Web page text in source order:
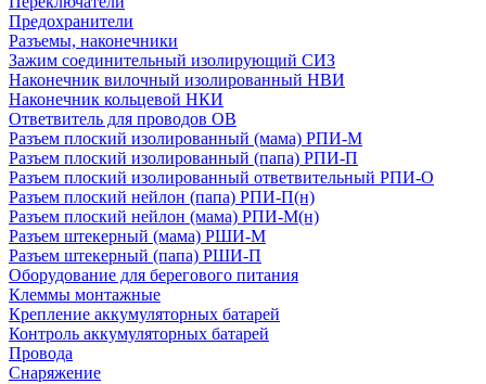
Предохранители
Разъемы, наконечники
Зажим соединительный изолирующий СИЗ
Наконечник вилочный изолированный НВИ
Наконечник кольцевой НКИ
Ответвитель для проводов ОВ
Разъем плоский изолированный (мама) РПИ-М
Разъем плоский изолированный (папа) РПИ-П
Разъем плоский изолированный ответвительный РПИ-О
Разъем плоский нейлон (папа) РПИ-П(н)
Разъем плоский нейлон (мама) РПИ-М(н)
Разъем штекерный (мама) РШИ-М
Разъем штекерный (папа) РШИ-П
Оборудование для берегового питания
Клеммы монтажные
Крепление аккумуляторных батарей
Контроль аккумуляторных батарей
Провода
Снаряжение